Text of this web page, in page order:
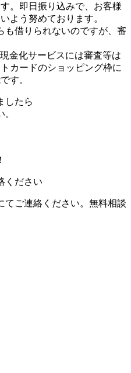
。即日振り込みで、お客様
よう努めております。
も借りられないのですが、審
金化サービスには審査等は
カードのショッピング枠に
す。
したら
ください
てご連絡ください。無料相談